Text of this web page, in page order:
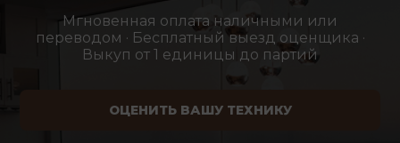
Мгновенная оплата наличными или
переводом · Бесплатный выезд оценщика ·
Выкуп от 1 единицы до партий
ОЦЕНИТЬ ВАШУ ТЕХНИКУ